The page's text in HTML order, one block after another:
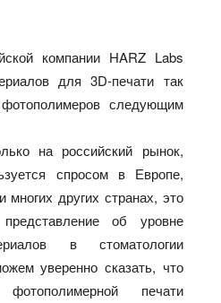
компании HARZ Labs
для 3D-печати так
фотополимеров следующим
на российский рынок,
спросом в Европе,
других странах, это
об уровне
в стоматологии
уверенно сказать, что
печати